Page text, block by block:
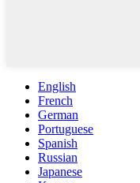
English
French
German
Portuguese
Spanish
Russian
Japanese